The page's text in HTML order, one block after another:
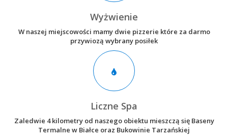
Wyżwienie
W naszej miejscowości mamy dwie pizzerie które za darmo
przywiozą wybrany posiłek
Liczne Spa
Zaledwie 4 kilometry od naszego obiektu mieszczą się Baseny
Termalne w Białce oraz Bukowinie Tarzańskiej